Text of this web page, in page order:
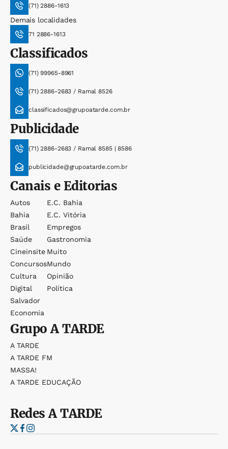
(71) 2886-1613
Demais localidades
71 2886-1613
Classificados
(71) 99965-8961
(71) 2886-2683 / Ramal 8526
classificados@grupoatarde.com.br
Publicidade
(71) 2886-2683 / Ramal 8585 | 8586
publicidade@grupoatarde.com.br
Canais e Editorias
Autos
Bahia
Brasil
Saúde
Cineinsite
Concursos
Cultura
Digital
Salvador
Economia
E.c. Bahia
E.c. Vitória
Empregos
Gastronomia
Muito
Mundo
Opinião
Política
GrupoA TARDE
A TARDE
A TARDE FM
MASSA!
A TARDE EDUCAÇÃO
RedesA TARDE